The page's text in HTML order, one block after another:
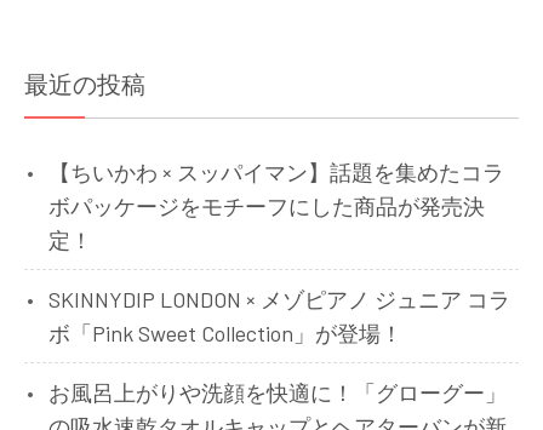
ョ
ン
最近の投稿
【ちいかわ × スッパイマン】話題を集めたコラ
ボパッケージをモチーフにした商品が発売決
定！
SKINNYDIP LONDON × メゾピアノ ジュニア コラ
ボ「Pink Sweet Collection」が登場！
お風呂上がりや洗顔を快適に！「グローグー」